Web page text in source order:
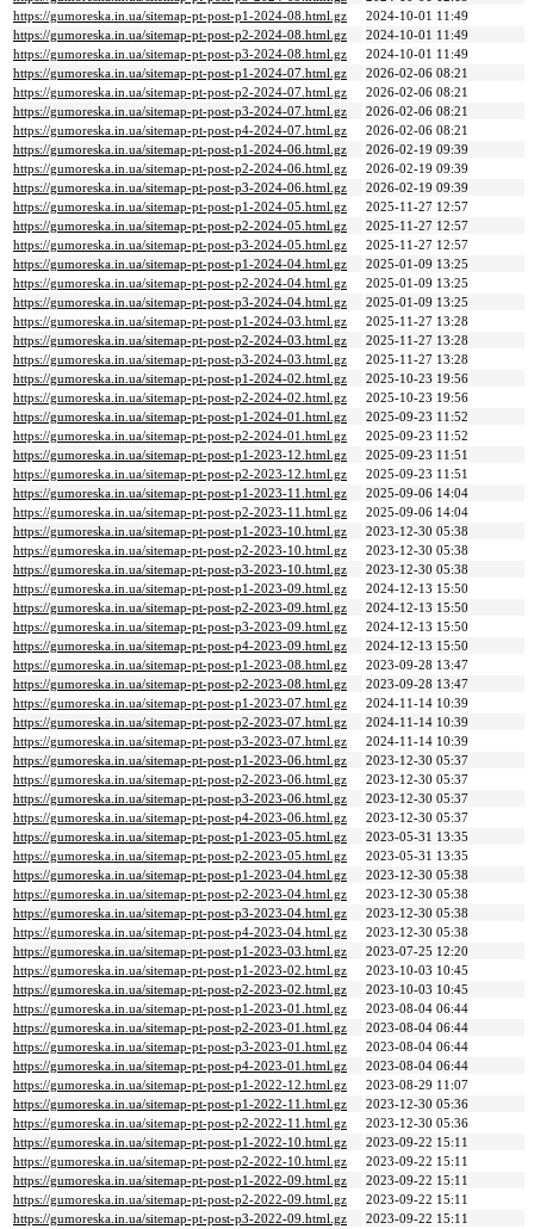
https://gumoreska.in.ua/sitemap-pt-post-p1-2024-08.html.gz
2024-10-01 11:49
https://gumoreska.in.ua/sitemap-pt-post-p2-2024-08.html.gz
2024-10-01 11:49
https://gumoreska.in.ua/sitemap-pt-post-p3-2024-08.html.gz
2024-10-01 11:49
https://gumoreska.in.ua/sitemap-pt-post-p1-2024-07.html.gz
2026-02-06 08:21
https://gumoreska.in.ua/sitemap-pt-post-p2-2024-07.html.gz
2026-02-06 08:21
https://gumoreska.in.ua/sitemap-pt-post-p3-2024-07.html.gz
2026-02-06 08:21
https://gumoreska.in.ua/sitemap-pt-post-p4-2024-07.html.gz
2026-02-06 08:21
https://gumoreska.in.ua/sitemap-pt-post-p1-2024-06.html.gz
2026-02-19 09:39
https://gumoreska.in.ua/sitemap-pt-post-p2-2024-06.html.gz
2026-02-19 09:39
https://gumoreska.in.ua/sitemap-pt-post-p3-2024-06.html.gz
2026-02-19 09:39
https://gumoreska.in.ua/sitemap-pt-post-p1-2024-05.html.gz
2025-11-27 12:57
https://gumoreska.in.ua/sitemap-pt-post-p2-2024-05.html.gz
2025-11-27 12:57
https://gumoreska.in.ua/sitemap-pt-post-p3-2024-05.html.gz
2025-11-27 12:57
https://gumoreska.in.ua/sitemap-pt-post-p1-2024-04.html.gz
2025-01-09 13:25
https://gumoreska.in.ua/sitemap-pt-post-p2-2024-04.html.gz
2025-01-09 13:25
https://gumoreska.in.ua/sitemap-pt-post-p3-2024-04.html.gz
2025-01-09 13:25
https://gumoreska.in.ua/sitemap-pt-post-p1-2024-03.html.gz
2025-11-27 13:28
https://gumoreska.in.ua/sitemap-pt-post-p2-2024-03.html.gz
2025-11-27 13:28
https://gumoreska.in.ua/sitemap-pt-post-p3-2024-03.html.gz
2025-11-27 13:28
https://gumoreska.in.ua/sitemap-pt-post-p1-2024-02.html.gz
2025-10-23 19:56
https://gumoreska.in.ua/sitemap-pt-post-p2-2024-02.html.gz
2025-10-23 19:56
https://gumoreska.in.ua/sitemap-pt-post-p1-2024-01.html.gz
2025-09-23 11:52
https://gumoreska.in.ua/sitemap-pt-post-p2-2024-01.html.gz
2025-09-23 11:52
https://gumoreska.in.ua/sitemap-pt-post-p1-2023-12.html.gz
2025-09-23 11:51
https://gumoreska.in.ua/sitemap-pt-post-p2-2023-12.html.gz
2025-09-23 11:51
https://gumoreska.in.ua/sitemap-pt-post-p1-2023-11.html.gz
2025-09-06 14:04
https://gumoreska.in.ua/sitemap-pt-post-p2-2023-11.html.gz
2025-09-06 14:04
https://gumoreska.in.ua/sitemap-pt-post-p1-2023-10.html.gz
2023-12-30 05:38
https://gumoreska.in.ua/sitemap-pt-post-p2-2023-10.html.gz
2023-12-30 05:38
https://gumoreska.in.ua/sitemap-pt-post-p3-2023-10.html.gz
2023-12-30 05:38
https://gumoreska.in.ua/sitemap-pt-post-p1-2023-09.html.gz
2024-12-13 15:50
https://gumoreska.in.ua/sitemap-pt-post-p2-2023-09.html.gz
2024-12-13 15:50
https://gumoreska.in.ua/sitemap-pt-post-p3-2023-09.html.gz
2024-12-13 15:50
https://gumoreska.in.ua/sitemap-pt-post-p4-2023-09.html.gz
2024-12-13 15:50
https://gumoreska.in.ua/sitemap-pt-post-p1-2023-08.html.gz
2023-09-28 13:47
https://gumoreska.in.ua/sitemap-pt-post-p2-2023-08.html.gz
2023-09-28 13:47
https://gumoreska.in.ua/sitemap-pt-post-p1-2023-07.html.gz
2024-11-14 10:39
https://gumoreska.in.ua/sitemap-pt-post-p2-2023-07.html.gz
2024-11-14 10:39
https://gumoreska.in.ua/sitemap-pt-post-p3-2023-07.html.gz
2024-11-14 10:39
https://gumoreska.in.ua/sitemap-pt-post-p1-2023-06.html.gz
2023-12-30 05:37
https://gumoreska.in.ua/sitemap-pt-post-p2-2023-06.html.gz
2023-12-30 05:37
https://gumoreska.in.ua/sitemap-pt-post-p3-2023-06.html.gz
2023-12-30 05:37
https://gumoreska.in.ua/sitemap-pt-post-p4-2023-06.html.gz
2023-12-30 05:37
https://gumoreska.in.ua/sitemap-pt-post-p1-2023-05.html.gz
2023-05-31 13:35
https://gumoreska.in.ua/sitemap-pt-post-p2-2023-05.html.gz
2023-05-31 13:35
https://gumoreska.in.ua/sitemap-pt-post-p1-2023-04.html.gz
2023-12-30 05:38
https://gumoreska.in.ua/sitemap-pt-post-p2-2023-04.html.gz
2023-12-30 05:38
https://gumoreska.in.ua/sitemap-pt-post-p3-2023-04.html.gz
2023-12-30 05:38
https://gumoreska.in.ua/sitemap-pt-post-p4-2023-04.html.gz
2023-12-30 05:38
https://gumoreska.in.ua/sitemap-pt-post-p1-2023-03.html.gz
2023-07-25 12:20
https://gumoreska.in.ua/sitemap-pt-post-p1-2023-02.html.gz
2023-10-03 10:45
https://gumoreska.in.ua/sitemap-pt-post-p2-2023-02.html.gz
2023-10-03 10:45
https://gumoreska.in.ua/sitemap-pt-post-p1-2023-01.html.gz
2023-08-04 06:44
https://gumoreska.in.ua/sitemap-pt-post-p2-2023-01.html.gz
2023-08-04 06:44
https://gumoreska.in.ua/sitemap-pt-post-p3-2023-01.html.gz
2023-08-04 06:44
https://gumoreska.in.ua/sitemap-pt-post-p4-2023-01.html.gz
2023-08-04 06:44
https://gumoreska.in.ua/sitemap-pt-post-p1-2022-12.html.gz
2023-08-29 11:07
https://gumoreska.in.ua/sitemap-pt-post-p1-2022-11.html.gz
2023-12-30 05:36
https://gumoreska.in.ua/sitemap-pt-post-p2-2022-11.html.gz
2023-12-30 05:36
https://gumoreska.in.ua/sitemap-pt-post-p1-2022-10.html.gz
2023-09-22 15:11
https://gumoreska.in.ua/sitemap-pt-post-p2-2022-10.html.gz
2023-09-22 15:11
https://gumoreska.in.ua/sitemap-pt-post-p1-2022-09.html.gz
2023-09-22 15:11
https://gumoreska.in.ua/sitemap-pt-post-p2-2022-09.html.gz
2023-09-22 15:11
https://gumoreska.in.ua/sitemap-pt-post-p3-2022-09.html.gz
2023-09-22 15:11